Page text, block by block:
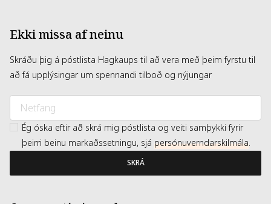
Ekki missa af neinu
Skráðu þig á póstlista Hagkaups til að vera með þeim fyrstu til
að fá upplýsingar um spennandi tilboð og nýjungar
Ég óska eftir að skrá mig póstlista og veiti samþykki fyrir
þeirri beinu markaðssetningu, sjá persónuverndarskilmála.
SKRÁ